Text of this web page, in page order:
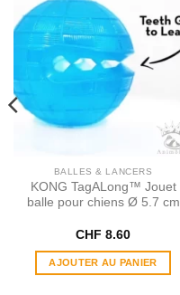
BALLES & LANCERS
KONG TagALong™ Jouet
balle pour chiens Ø 5.7 cm
CHF 8.60
AJOUTER AU PANIER